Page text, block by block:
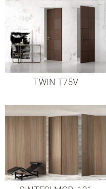
TWIN T75V